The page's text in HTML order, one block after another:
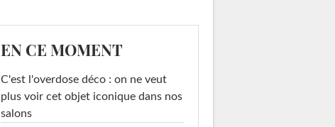
EN CE MOMENT
C'est l'overdose déco : on ne veut
plus voir cet objet iconique dans nos
salons